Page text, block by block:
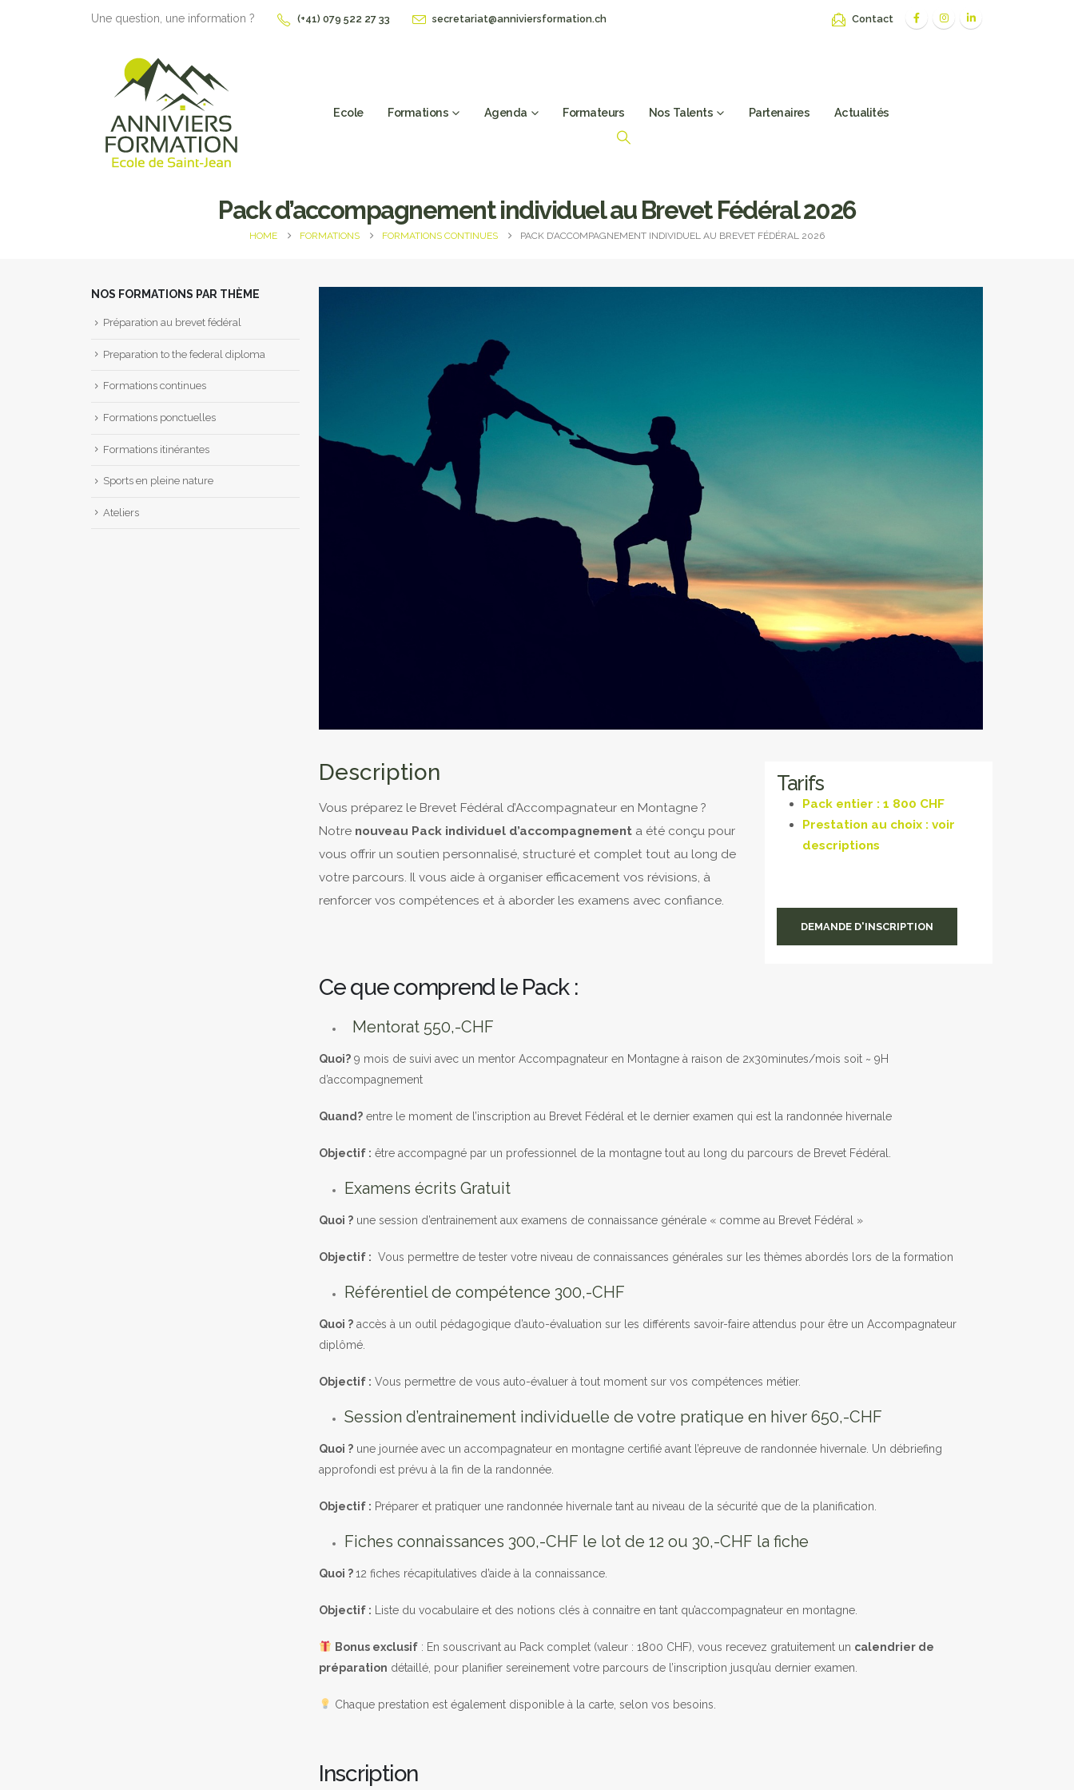
Une question, une information ? (+41) 079 522 27 33 secretariat@anniviersformation.ch Contact
Ecole Formations Agenda Formateurs Nos Talents Partenaires Actualités
Pack d’accompagnement individuel au Brevet Fédéral 2026
HOME FORMATIONS FORMATIONS CONTINUES PACK D’ACCOMPAGNEMENT INDIVIDUEL AU BREVET FÉDÉRAL 2026
Description
Vous préparez le Brevet Fédéral d’Accompagnateur en Montagne ?
Notre nouveau Pack individuel d’accompagnement a été conçu pour
vous offrir un soutien personnalisé, structuré et complet tout au long de
votre parcours. Il vous aide à organiser efficacement vos révisions, à
renforcer vos compétences et à aborder les examens avec confiance.
Tarifs
Pack entier : 1 800 CHF
Prestation au choix : voir
descriptions
DEMANDE D'INSCRIPTION
Ce que comprend le Pack :
Mentorat 550,-CHF
Quoi? 9 mois de suivi avec un mentor Accompagnateur en Montagne à raison de 2x30minutes/mois soit ~ 9H
d’accompagnement
Quand? entre le moment de l’inscription au Brevet Fédéral et le dernier examen qui est la randonnée hivernale
Objectif : être accompagné par un professionnel de la montagne tout au long du parcours de Brevet Fédéral.
Examens écrits Gratuit
Quoi ? une session d’entrainement aux examens de connaissance générale « comme au Brevet Fédéral »
Objectif : Vous permettre de tester votre niveau de connaissances générales sur les thèmes abordés lors de la formation
Référentiel de compétence 300,-CHF
Quoi ? accès à un outil pédagogique d’auto-évaluation sur les différents savoir-faire attendus pour être un Accompagnateur
diplômé.
Objectif : Vous permettre de vous auto-évaluer à tout moment sur vos compétences métier.
Session d’entrainement individuelle de votre pratique en hiver 650,-CHF
Quoi ? une journée avec un accompagnateur en montagne certifié avant l’épreuve de randonnée hivernale. Un débriefing
approfondi est prévu à la fin de la randonnée.
Objectif : Préparer et pratiquer une randonnée hivernale tant au niveau de la sécurité que de la planification.
Fiches connaissances 300,-CHF le lot de 12 ou 30,-CHF la fiche
Quoi ?12 fiches récapitulatives d’aide à la connaissance.
Objectif : Liste du vocabulaire et des notions clés à connaitre en tant qu’accompagnateur en montagne.
Bonus exclusif: En souscrivant au Pack complet (valeur : 1800 CHF), vous recevez gratuitement un calendrier de
préparation détaillé, pour planifier sereinement votre parcours de l’inscription jusqu’au dernier examen.
Chaque prestation est également disponible à la carte, selon vos besoins.
Inscription
NOS FORMATIONS PAR THÈME
Préparation au brevet fédéral
Preparation to the federal diploma
Formations continues
Formations ponctuelles
Formations itinérantes
Sports en pleine nature
Ateliers